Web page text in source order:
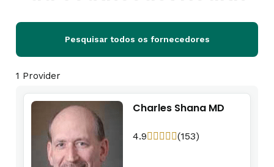
Pesquisar todos os fornecedores
1 Provider
Charles Shana MD
4.9 (153)